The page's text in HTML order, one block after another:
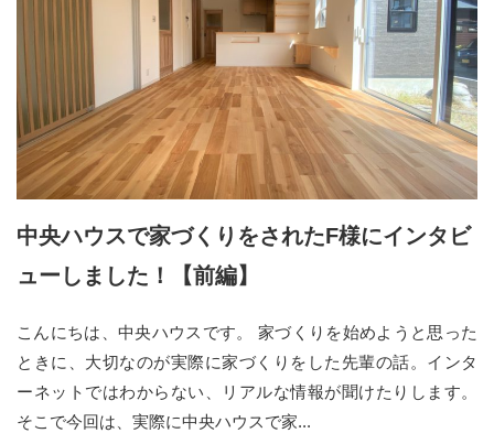
中央ハウスで家づくりをされたF様にインタビ
ューしました！【前編】
こんにちは、中央ハウスです。 家づくりを始めようと思った
ときに、大切なのが実際に家づくりをした先輩の話。インタ
ーネットではわからない、リアルな情報が聞けたりします。
そこで今回は、実際に中央ハウスで家...